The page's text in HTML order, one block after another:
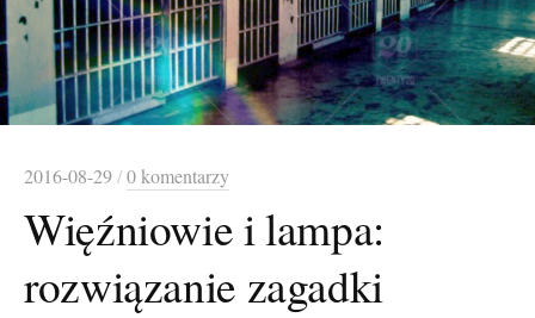
2016-08-29/0 komentarzy
Więźniowie i lampa:
rozwiązanie zagadki